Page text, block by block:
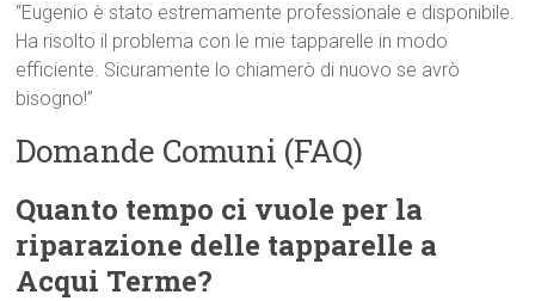
“Eugenio è stato estremamente professionale e disponibile.
Ha risolto il problema con le mie tapparelle in modo
efficiente. Sicuramente lo chiamerò di nuovo se avrò
bisogno!”
Domande Comuni (FAQ)
Quanto tempo ci vuole per la
riparazione delle tapparelle a
Acqui Terme?